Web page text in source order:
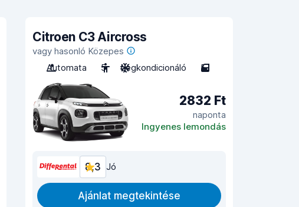
Citroen C3 Aircross
vagy hasonló Közepes
Automata
5 Légkondicionáló 5
2832 Ft
naponta
Ingyenes lemondás
8,3 Jó
Ajánlat megtekintése